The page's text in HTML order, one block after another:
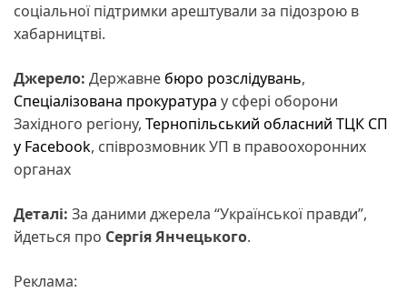
соціальної підтримки арештували за підозрою в
хабарництві.
Джерело: Державне бюро розслідувань,
Спеціалізована прокуратура у сфері оборони
Західного регіону, Тернопільський обласний ТЦК СП
у Facebook, співрозмовник УП в правоохоронних
органах
Деталі: За даними джерела “Української правди”,
йдеться про Сергія Янчецького.
Реклама: